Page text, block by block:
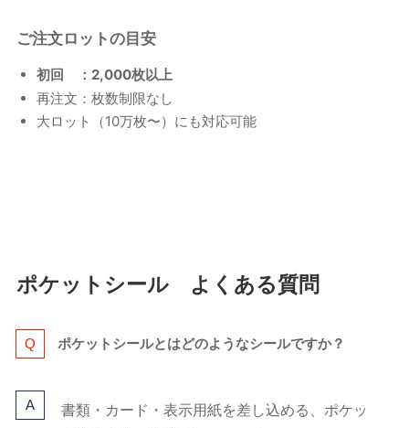
ご注文ロットの目安
初回 ：2,000枚以上
再注文：枚数制限なし
大ロット（10万枚〜）にも対応可能
ポケットシール よくある質問
ポケットシールとはどのようなシールですか？
書類・カード・表示用紙を差し込める、ポケッ